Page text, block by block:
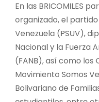
En las BRICOMILES
organizado, el
Venezuela (PSUV),
Nacional y la Fuerza
(FANB), así como los
Movimiento Somos
Bolivariano de